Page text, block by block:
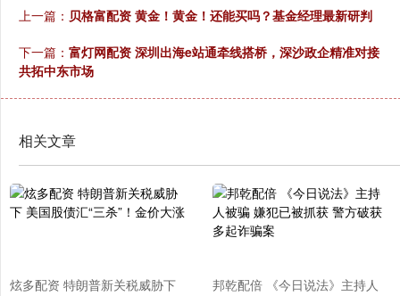
上一篇： 贝格富配资 黄金！黄金！还能买吗？基金经理最新研判
下一篇： 富灯网配资 深圳出海e站通牵线搭桥，深沙政企精准对接
共拓中东市场
相关文章
炫多配资 特朗普新关税威胁下
邦乾配倍 《今日说法》主持人